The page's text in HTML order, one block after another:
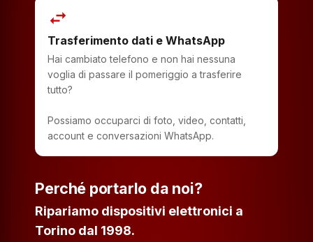
swap_horiz
Trasferimento dati e WhatsApp
Hai cambiato telefono e non hai nessuna
voglia di passare il pomeriggio a trasferire
tutto?
Possiamo occuparci di foto, video, contatti,
account e conversazioni WhatsApp.
Perché portarlo da noi?
Ripariamo dispositivi elettronici a
Torino dal 1998.